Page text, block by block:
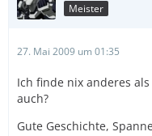
Meister
27. Mai 2009 um 01:35
Ich finde nix anderes
auch?
Gute Geschichte,